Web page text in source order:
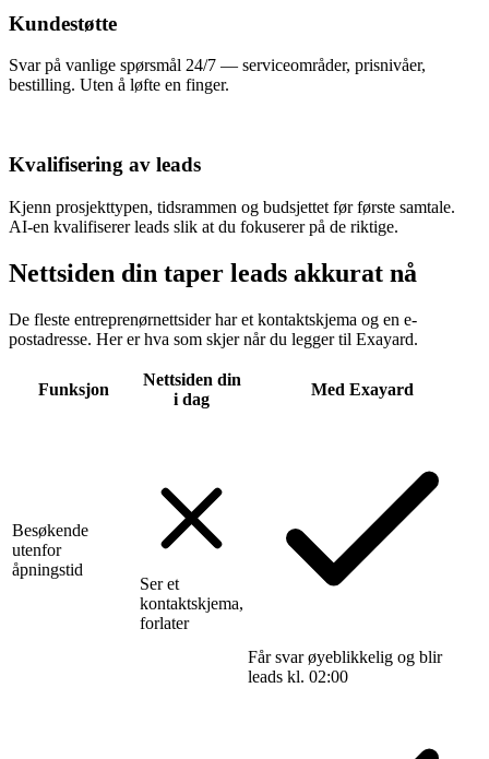
Kundestøtte
Svar på vanlige spørsmål 24/7 — serviceområder, prisnivåer,
bestilling. Uten å løfte en finger.
Kvalifisering av leads
Kjenn prosjekttypen, tidsrammen og budsjettet før første samtale.
AI-en kvalifiserer leads slik at du fokuserer på de riktige.
Nettsiden din taper leads akkurat nå
De fleste entreprenørnettsider har et kontaktskjema og en e-
postadresse. Her er hva som skjer når du legger til Exayard.
Funksjon
Nettsiden din
i dag
Med Exayard
Besøkende
utenfor
åpningstid
Ser et
kontaktskjema,
forlater
Får svar øyeblikkelig og blir
leads kl. 02:00